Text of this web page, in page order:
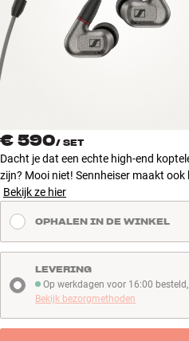
Accessoires
INSPIRATIE
NIEUW
AANBIEDINGEN
Winkels
Klantenservice
Inloggen
Klantenservice
Bouw met geluid
€ 590/ SET
Dacht je dat een echte high-end
zijn? Mooi niet! Sennheiser maakt
Bekijk ze hier
OPHALEN IN DE WINKEL
Op werkdagen voor 16:00 besteld, morgen bezorgd!
Op werkdagen voor 16:00
Bekijk bezorgmethoden
LEVERING